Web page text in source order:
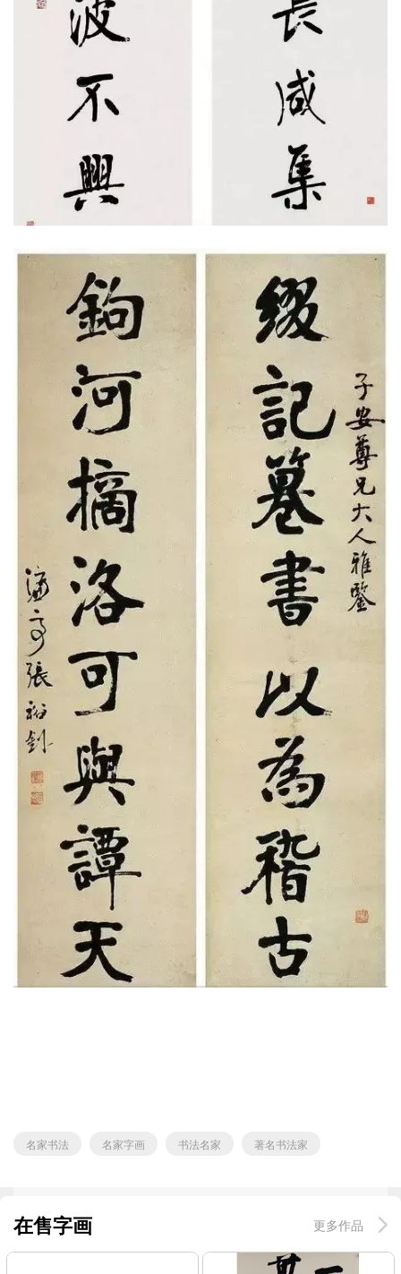
名家书法 名家字画 书法名家 著名书法家
在售字画 更多作品